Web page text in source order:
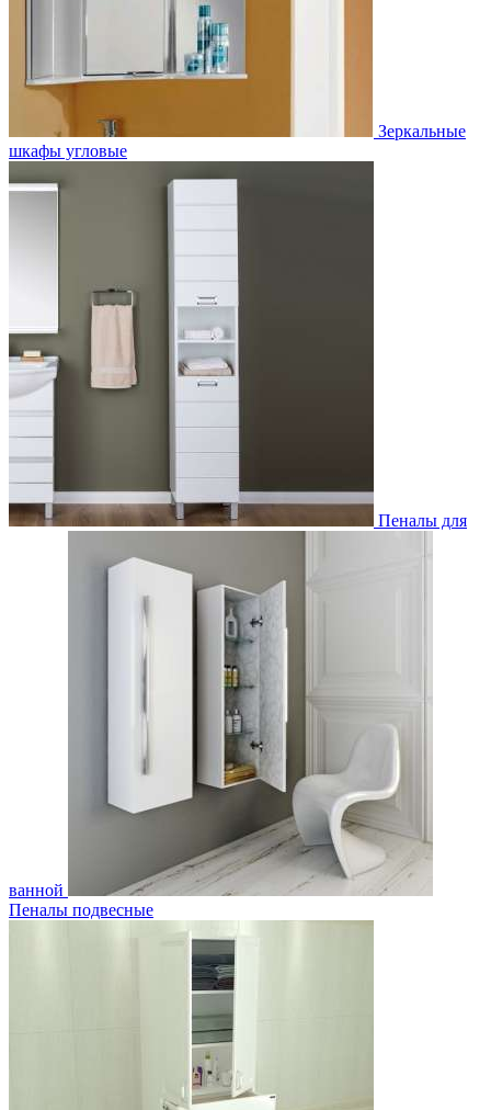
Зеркальные
шкафы угловые
Пеналы для
ванной
Пеналы подвесные